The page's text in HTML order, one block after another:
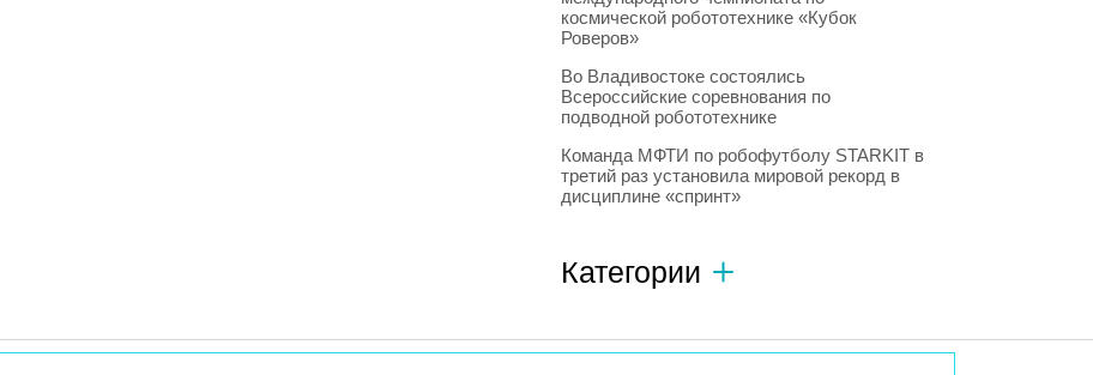
космической робототехнике «Кубок
Роверов»
Во Владивостоке состоялись
Всероссийские соревнования по
подводной робототехнике
Команда МФТИ по робофутболу STARKIT в
третий раз установила мировой рекорд в
дисциплине «спринт»
Категории